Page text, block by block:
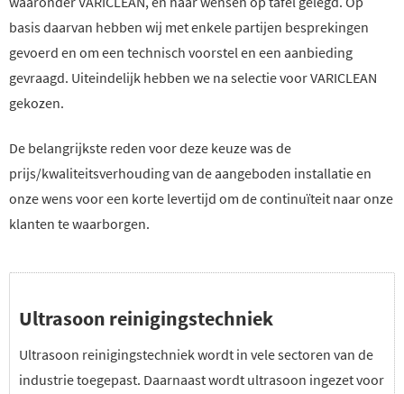
basis daarvan hebben wij met enkele partijen besprekingen
gevoerd en om een technisch voorstel en een aanbieding
gevraagd. Uiteindelijk hebben we na selectie voor VARICLEAN
gekozen.
De belangrijkste reden voor deze keuze was de
prijs/kwaliteitsverhouding van de aangeboden installatie en
onze wens voor een korte levertijd om de continuïteit naar onze
klanten te waarborgen.
Ultrasoon reinigingstechniek
Ultrasoon reinigingstechniek wordt in vele sectoren van de
industrie toegepast. Daarnaast wordt ultrasoon ingezet voor